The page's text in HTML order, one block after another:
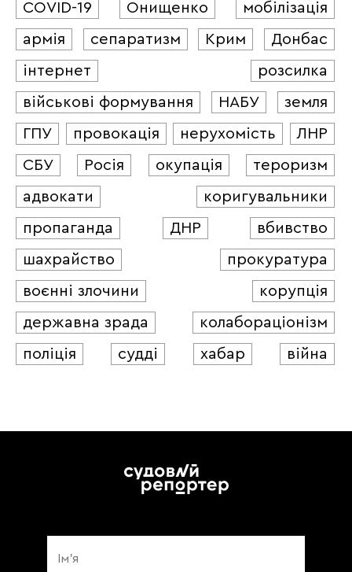
COVID-19
Онищенко
мобілізація
армія
сепаратизм Крим
Донбас
інтернет
розсилка
військові формування
НАБУ
земля
ГПУ
провокація нерухомість
ЛНР
СБУ
Росія окупація
тероризм
адвокати
коригувальники
пропаганда
ДНР
вбивство
шахрайство
прокуратура
воєнні злочини
корупція
державна зрада
колабораціонізм
поліція
судді хабар війна